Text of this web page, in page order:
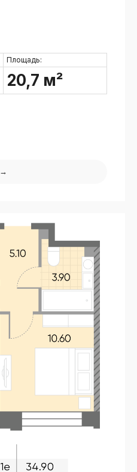
Площадь:
20,7 м²
→